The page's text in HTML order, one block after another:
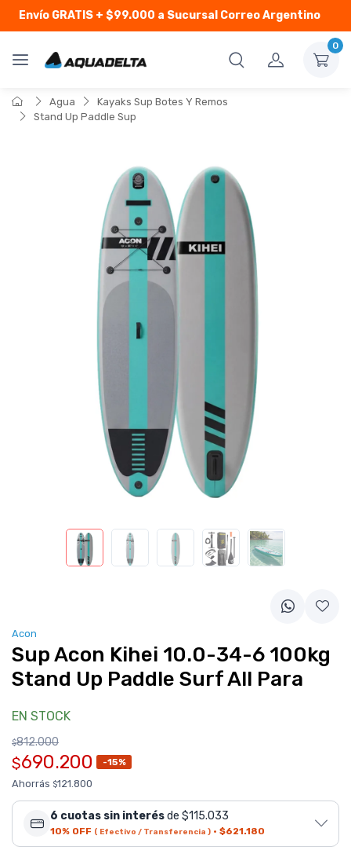
Envío GRATIS+ $99.000 a Sucursal Correo Argentino
0
Agua
Kayaks Sup Botes Y Remos
Stand Up Paddle Sup
Acon
Sup Acon Kihei 10.0-34-6 100kg
Stand Up Paddle Surf All Para
EN STOCK
$812.000
$690.200 -15%
Ahorrás $121.800
6 cuotas sin interésde $115.033
10% OFF ( Efectivo / Transferencia ) · $621.180